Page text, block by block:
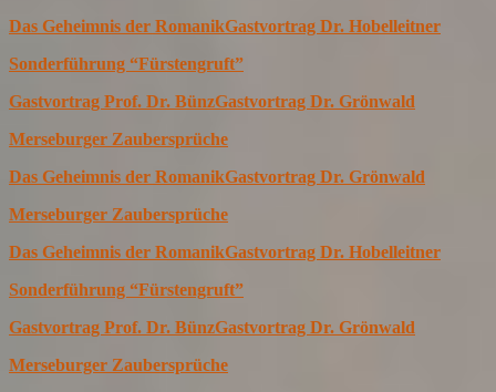
Das Geheimnis der RomanikGastvortrag Dr. Hobelleitner
Sonderführung “Fürstengruft”
Gastvortrag Prof. Dr. BünzGastvortrag Dr. Grönwald
Merseburger Zaubersprüche
Das Geheimnis der RomanikGastvortrag Dr. Grönwald
Merseburger Zaubersprüche
Das Geheimnis der RomanikGastvortrag Dr. Hobelleitner
Sonderführung “Fürstengruft”
Gastvortrag Prof. Dr. BünzGastvortrag Dr. Grönwald
Merseburger Zaubersprüche